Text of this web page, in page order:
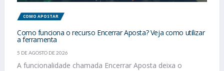
COMO APOSTAR
Como funciona o recurso Encerrar Aposta? Veja como utilizar
a ferramenta
5 DE AGOSTO DE 2026
A funcionalidade chamada Encerrar Aposta deixa o